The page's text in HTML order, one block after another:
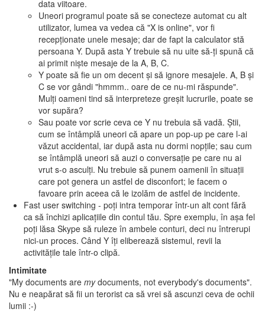
data viitoare.
Uneori programul poate să se conecteze automat cu alt
utilizator, lumea va vedea că "X is online", vor fi
recepţionate unele mesaje; dar de fapt la calculator stă
persoana Y. După asta Y trebuie să nu uite să-ţi spună că
ai primit nişte mesaje de la A, B, C.
Y poate să fie un om decent şi să ignore mesajele. A, B şi
C se vor gândi "hmmm.. oare de ce nu-mi răspunde".
Mulţi oameni tind să interpreteze greşit lucrurile, poate se
vor supăra?
Sau poate vor scrie ceva ce Y nu trebuia să vadă. Ştii,
cum se întâmplă uneori că apare un pop-up pe care l-ai
văzut accidental, iar după asta nu dormi nopţile; sau cum
se întâmplă uneori să auzi o conversaţie pe care nu ai
vrut s-o asculţi. Nu trebuie să punem oamenii în situaţii
care pot genera un astfel de disconfort; le facem o
favoare prin aceea că le izolăm de astfel de incidente.
Fast user switching - poţi intra temporar într-un alt cont fără
ca să închizi aplicaţiile din contul tău. Spre exemplu, în aşa fel
poţi lăsa Skype să ruleze în ambele conturi, deci nu întrerupi
nici-un proces. Când Y îţi eliberează sistemul, revii la
activităţile tale într-o clipă.
Intimitate
"My documents are mydocuments, not everybody's documents".
Nu e neapărat să fii un terorist ca să vrei să ascunzi ceva de ochii
lumii :-)